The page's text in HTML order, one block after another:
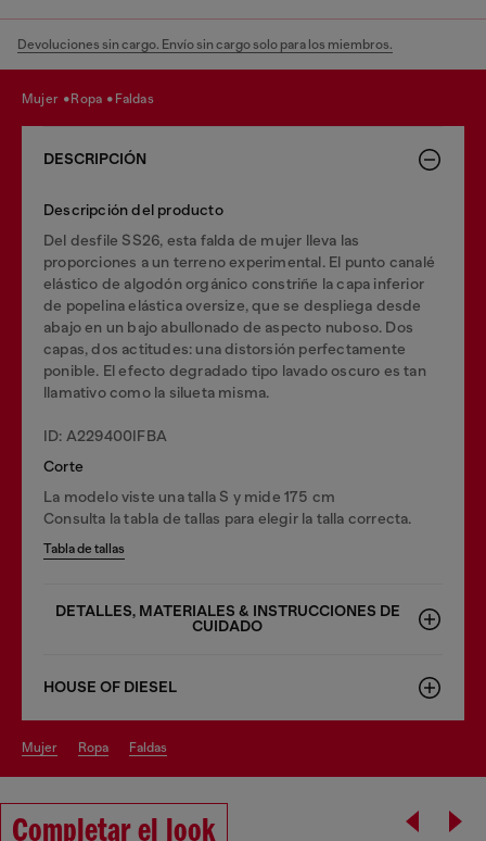
Devoluciones sin cargo. Envío sin cargo solo para los miembros.
mujer ropa faldas
DESCRIPCIÓN
Descripción del producto
Del desfile SS26, esta falda de mujer lleva las
proporciones a un terreno experimental. El punto canalé
elástico de algodón orgánico constriñe la capa inferior
de popelina elástica oversize, que se despliega desde
abajo en un bajo abullonado de aspecto nuboso. Dos
capas, dos actitudes: una distorsión perfectamente
ponible. El efecto degradado tipo lavado oscuro es tan
llamativo como la silueta misma.
ID: A229400IFBA
Corte
La modelo viste una talla S y mide 175 cm
Consulta la tabla de tallas para elegir la talla correcta.
Tabla de tallas
DETALLES, MATERIALES & INSTRUCCIONES DE
CUIDADO
HOUSE OF DIESEL
mujer ropa faldas
Completar el look